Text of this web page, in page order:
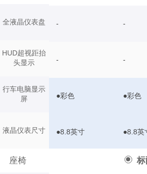
全液晶仪表盘
HUD超视距抬
头显示
行车电脑显示
屏
液晶仪表尺寸
座椅 标
- -
- -
●彩色 ●彩色
●8.8英寸 ●8.8英